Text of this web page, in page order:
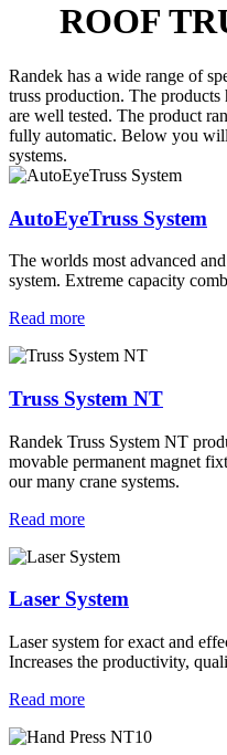
ROOF
Randek has a wide range of
truss production. The products
are well tested. The product
fully automatic. Below you
systems.
AutoEyeTruss System
The worlds most advanced
system. Extreme capacity
Read more
Truss System NT
Randek Truss System NT
movable permanent magnet
our many crane systems.
Read more
Laser System
Laser system for exact and
Increases the productivity,
Read more